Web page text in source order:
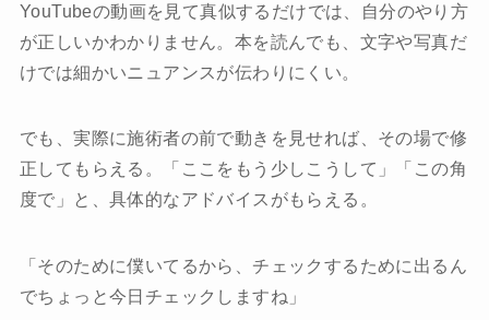
YouTubeの動画を見て真似するだけでは、自分のやり方
が正しいかわかりません。本を読んでも、文字や写真だ
けでは細かいニュアンスが伝わりにくい。
でも、実際に施術者の前で動きを見せれば、その場で修
正してもらえる。「ここをもう少しこうして」「この角
度で」と、具体的なアドバイスがもらえる。
「そのために僕いてるから、チェックするために出るん
でちょっと今日チェックしますね」